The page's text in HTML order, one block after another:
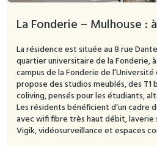
La Fonderie – Mulhouse :
La résidence est située au 8 rue
quartier universitaire de la Fonderie,
campus de la Fonderie de
propose des studios meublés, des
coliving, pensés pour les étudiants,
Les résidents bénéficient d’un cadre
avec wifi fibre très haut débit, laverie
Vigik, vidéosurveillance et espaces